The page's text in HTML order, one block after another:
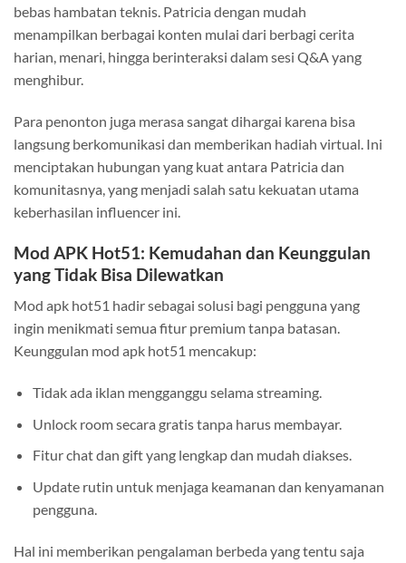
bebas hambatan teknis. Patricia dengan mudah
menampilkan berbagai konten mulai dari berbagi cerita
harian, menari, hingga berinteraksi dalam sesi Q&A yang
menghibur.
Para penonton juga merasa sangat dihargai karena bisa
langsung berkomunikasi dan memberikan hadiah virtual. Ini
menciptakan hubungan yang kuat antara Patricia dan
komunitasnya, yang menjadi salah satu kekuatan utama
keberhasilan influencer ini.
Mod APK Hot51: Kemudahan dan Keunggulan
yang Tidak Bisa Dilewatkan
Mod apk hot51 hadir sebagai solusi bagi pengguna yang
ingin menikmati semua fitur premium tanpa batasan.
Keunggulan mod apk hot51 mencakup:
Tidak ada iklan mengganggu selama streaming.
Unlock room secara gratis tanpa harus membayar.
Fitur chat dan gift yang lengkap dan mudah diakses.
Update rutin untuk menjaga keamanan dan kenyamanan
pengguna.
Hal ini memberikan pengalaman berbeda yang tentu saja